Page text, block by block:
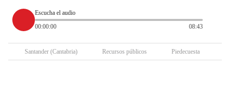
Escucha el audio
00:00:00
08:43
Santander (Cantabria) Recursos públicos Piedecuesta